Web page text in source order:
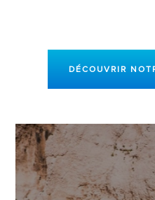
DÉCOUVRIR